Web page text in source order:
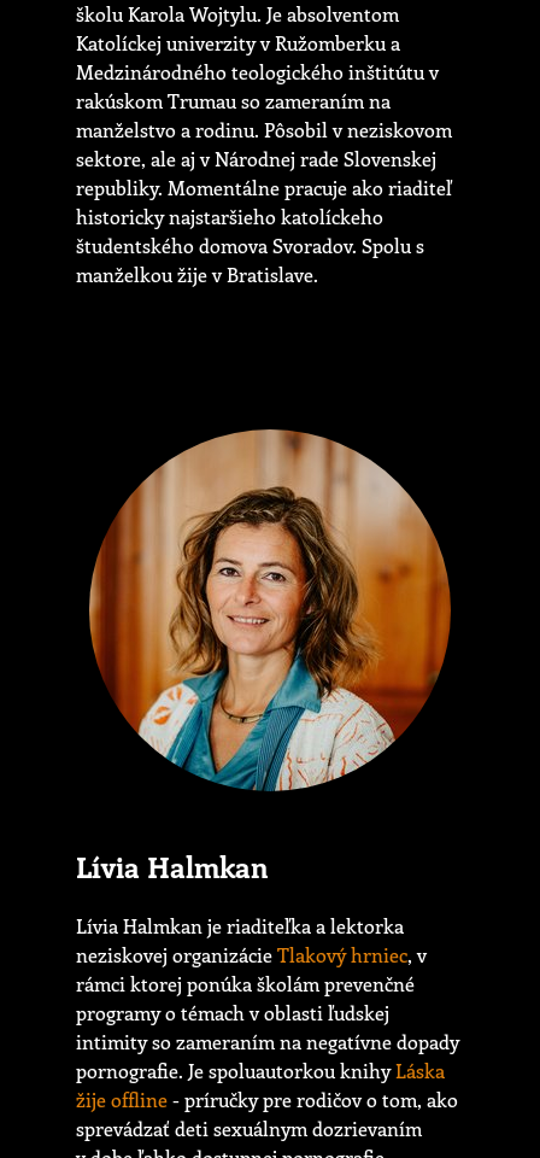
školu Karola Wojtylu. Je absolventom
Katolíckej univerzity v Ružomberku a
Medzinárodného teologického inštitútu v
rakúskom Trumau so zameraním na
manželstvo a rodinu. Pôsobil v neziskovom
sektore, ale aj v Národnej rade Slovenskej
republiky. Momentálne pracuje ako riaditeľ
historicky najstaršieho katolíckeho
študentského domova Svoradov. Spolu s
manželkou žije v Bratislave.
Lívia Halmkan
Lívia Halmkan je riaditeľka a lektorka
neziskovej organizácieTlakový hrniec, v
rámci ktorej ponúka školám prevenčné
programy o témach v oblasti ľudskej
intimity so zameraním na negatívne dopady
pornografie. Je spoluautorkou knihyLáska
žije offline- príručky pre rodičov o tom, ako
sprevádzať deti sexuálnym dozrievaním